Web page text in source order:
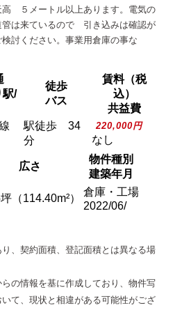
高 ５メートル以上あります。電気の
は来ているので 引き込みは確認が
討ください。事業用倉庫の事な
駅/
徒歩
バス
賃料（税
込）
共益費
駅徒歩 34
分
220,000円
なし
広さ
物件種別
建築年月
（114.40m²）
倉庫・工場
2022/06/
、契約面積、登記面積とは異なる場
の情報を基に作成しており、物件写
て、現状と相違がある可能性がござ